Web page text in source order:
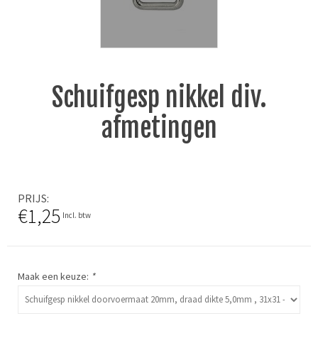
Schuifgesp nikkel div.
afmetingen
PRIJS
€1,25 Incl. btw
Maak een keuze: *